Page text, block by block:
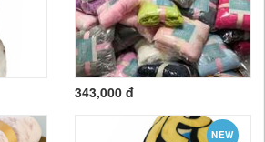
343,000 đ
NEW